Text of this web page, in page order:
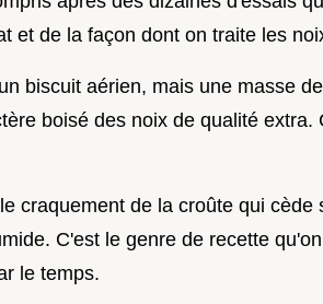
et de la façon dont on traite les
biscuit aérien, mais une masse
boisé des noix de qualité extra.
craquement de la croûte qui
C'est le genre de recette
le temps.